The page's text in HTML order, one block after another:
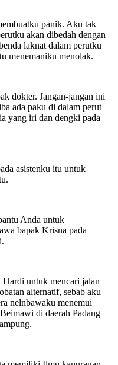
panik. Aku tak
akan dibedah dengan
laknat dalam perutku
menemaniku menolak.
dokter. Jangan-jangan ini
ada paku di dalam perut
yang iri dan dengki pada
asistenku itu untuk
Anda untuk
bapak Krisna pada
untuk mencari jalan
alternatif, sebab aku
nelnbawaku menemui
di daerah Padang